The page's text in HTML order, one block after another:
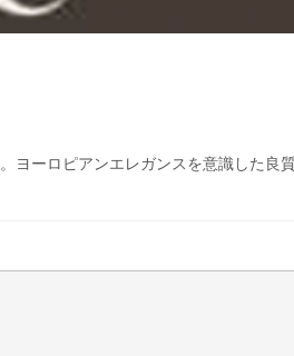
ーロピアンエレガンスを意識した良